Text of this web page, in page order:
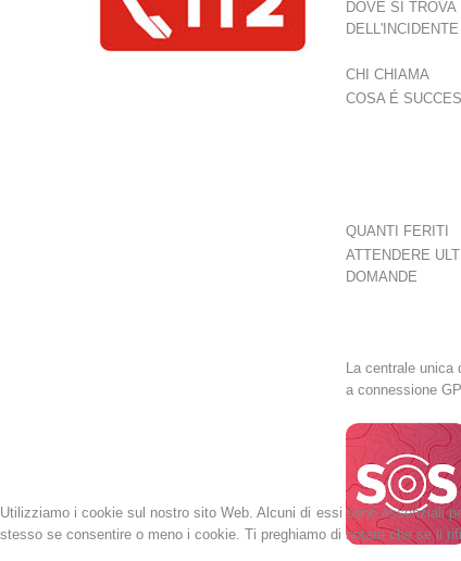
DOVE SI TROVA
DELL'INCIDENTE
CHI CHIAMA
COSA É
QUANTI FERITI
ATTENDERE
DOMANDE
La centrale unica
a connessione
Utilizziamo i cookie sul nostro sito Web. Alcuni di essi sono essenziali
stesso se consentire o meno i cookie. Ti preghiamo di notare che se li